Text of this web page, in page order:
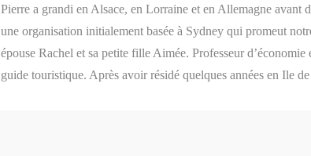
Pierre a grandi en Alsace, en Lorraine et en Allemagne avant
une organisation initialement basée à Sydney qui promeut
épouse Rachel et sa petite fille Aimée. Professeur
guide touristique. Après avoir résidé quelques années en Ile